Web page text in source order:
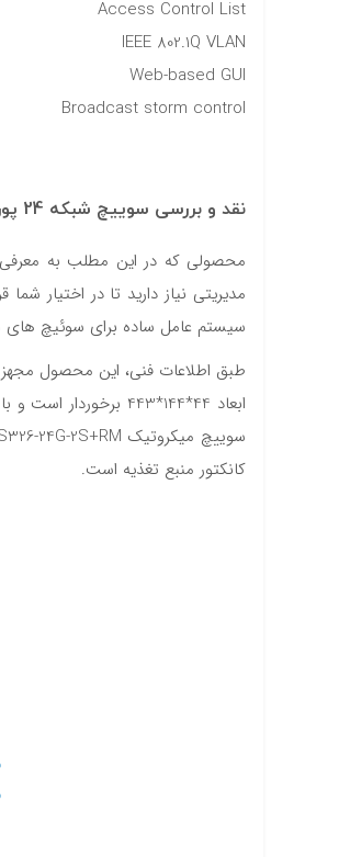
Access Control List
IEEE 802.1Q VLAN
Web-based GUI
Broadcast storm control
نقد و بررسی سوییچ شبکه 24 پورت میکروتیک CSS326-24G-2S+RM
سیستم عامل ساده برای سوئیچ های
کانکتور منبع تغذیه است.